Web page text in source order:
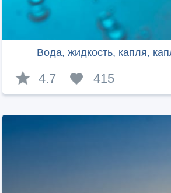
Вода, жидкость, капля,
4.7 415